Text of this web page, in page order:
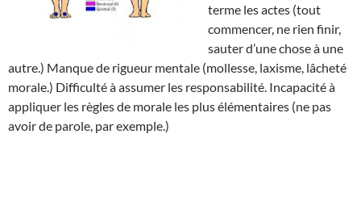
terme les actes (tout
commencer, ne rien finir,
sauter d’une chose à une
autre.) Manque de rigueur mentale (mollesse, laxisme, lâcheté
morale.) Difficulté à assumer les responsabilité. Incapacité à
appliquer les règles de morale les plus élémentaires (ne pas
avoir de parole, par exemple.)